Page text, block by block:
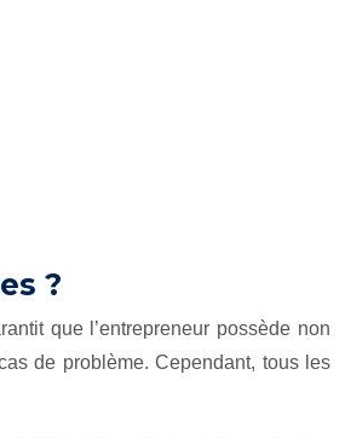
?
que l’entrepreneur possède non
de problème. Cependant, tous les